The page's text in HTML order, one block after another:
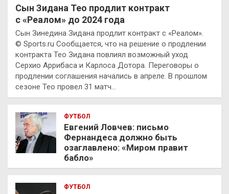
Сын Зидана Тео продлит контракт
с «Реалом» до 2024 года
Сын Зинедина Зидана продлит контракт с «Реалом».
© Sports.ru Сообщается, что на решение о продлении
контракта Тео Зидана повлиял возможный уход
Серхио Аррибаса и Карлоса Дотора. Переговоры о
продлении соглашения начались в апреле. В прошлом
сезоне Тео провел 31 матч…
ФУТБОЛ
Евгений Ловчев: письмо
Фернандеса должно быть
озаглавлено: «Миром правит
бабло»
ФУТБОЛ